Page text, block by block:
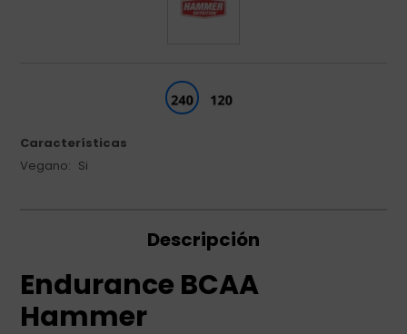
Características
Vegano
Si
Descripción
Endurance BCAA
Hammer